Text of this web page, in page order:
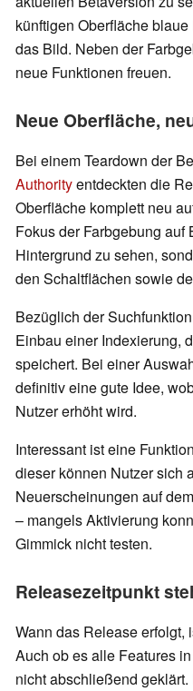
künftigen Oberfläche
das Bild. Neben der
neue Funktionen freuen.
Neue Oberfläche,
Bei einem Teardown der
Authorityentdeckten die
Oberfläche komplett neu
Fokus der Farbgebung auf
Hintergrund zu sehen,
den Schaltflächen sowie
Bezüglich der
Einbau einer Indexierung,
speichert. Bei einer
definitiv eine gute Idee,
Nutzer erhöht wird.
Interessant ist eine
dieser können Nutzer sich
Neuerscheinungen auf
– mangels Aktivierung
Gimmick nicht testen.
Releasezeitpunkt
Wann das Release erfolgt,
Auch ob es alle Features
nicht abschließend